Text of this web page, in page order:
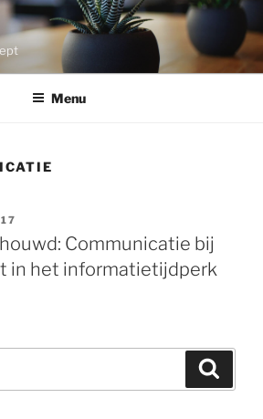
Menu
Communicatie bij
in het informatietijdperk